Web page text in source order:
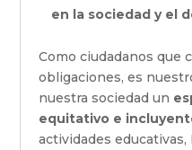
en la sociedad y el
Como ciudadanos que
obligaciones, es
nuestra sociedad un
equitativo e
actividades educativas,